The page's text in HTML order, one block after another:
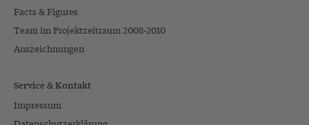
Facts & Figures
Team im Projektzeitraum 2008-2010
Auszeichnungen
Service & Kontakt
Impressum